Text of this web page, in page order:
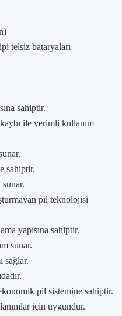
telsiz bataryaları
sahiptir.
ile verimli kullanım
sahiptir.
pil teknolojisi
yapısına sahiptir.
sunar.
sağlar.
pil sistemine sahiptir.
için uygundur.